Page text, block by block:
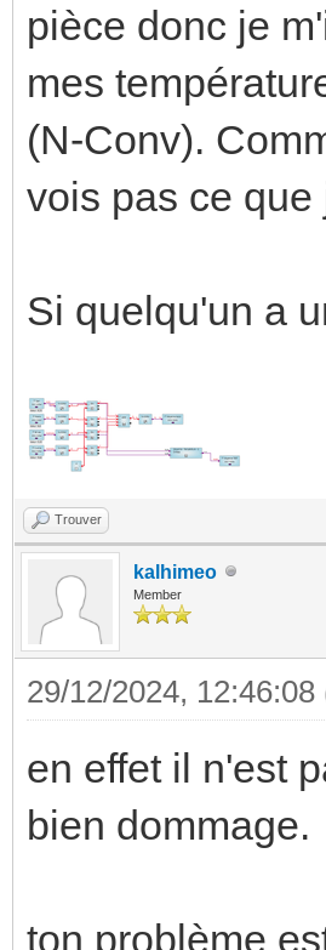
pièce donc je
mes
(N-Conv).
vois pas ce que
Si quelqu'un a
Trouver
kalhimeo
Member
29/12/2024, 12:46:08
en effet il n'est
bien dommage.
ton problème